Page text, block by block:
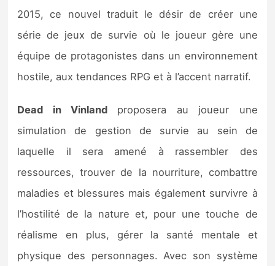
Bons plans
Guides
2015, ce nouvel traduit le désir de créer une
série de jeux de survie où le joueur gère une
équipe de protagonistes dans un environnement
hostile, aux tendances RPG et à l’accent narratif.
Dead in Vinland proposera au joueur une
simulation de gestion de survie au sein de
laquelle il sera amené à rassembler des
ressources, trouver de la nourriture, combattre
maladies et blessures mais également survivre à
l’hostilité de la nature et, pour une touche de
réalisme en plus, gérer la santé mentale et
physique des personnages. Avec son système